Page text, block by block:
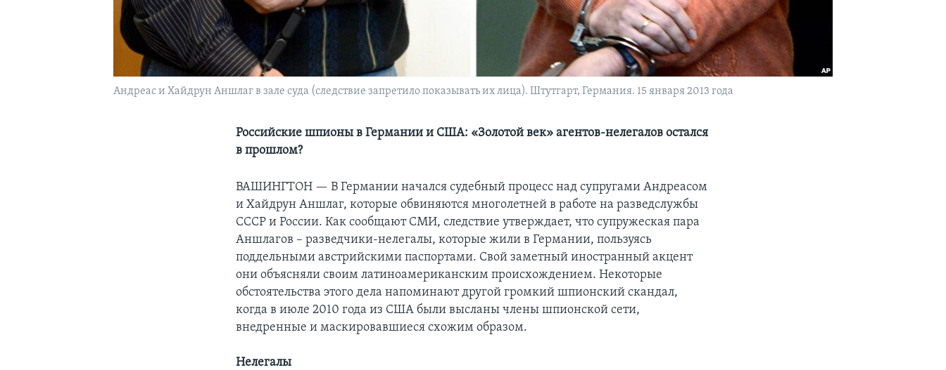
Андреас и Хайдрун Аншлаг в зале суда (следствие запретило показывать их лица). Штутгарт, Германия. 15 января 2013 года
Российские шпионы в Германии и США: «Золотой век» агентов-нелегалов остался
в прошлом?
ВАШИНГТОН —В Германии начался судебный процесс над супругами Андреасом
и Хайдрун Аншлаг, которые обвиняются многолетней в работе на разведслужбы
СССР и России. Как сообщают СМИ, следствие утверждает, что супружеская пара
Аншлагов – разведчики-нелегалы, которые жили в Германии, пользуясь
поддельными австрийскими паспортами. Свой заметный иностранный акцент
они объясняли своим латиноамериканским происхождением. Некоторые
обстоятельства этого дела напоминают другой громкий шпионский скандал,
когда в июле 2010 года из США были высланы члены шпионской сети,
внедренные и маскировавшиеся схожим образом.
Нелегалы